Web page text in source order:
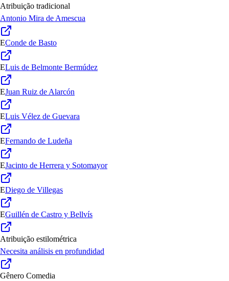
Atribuição tradicional
Antonio Mira de Amescua
EConde de Basto
ELuis de Belmonte Bermúdez
EJuan Ruiz de Alarcón
ELuis Vélez de Guevara
EFernando de Ludeña
EJacinto de Herrera y Sotomayor
EDiego de Villegas
EGuillén de Castro y Bellvís
Atribuição estilométrica
Necesita análisis en profundidad
Gênero Comedia